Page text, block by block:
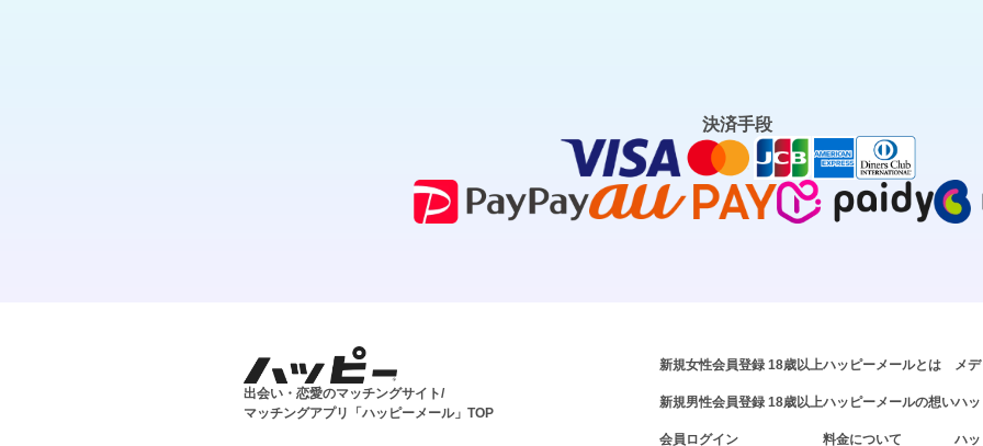
決済手段
出会い・恋愛のマッチングサイト/
マッチングアプリ「ハッピーメール」TOP
新規女性会員登録 18歳以上
新規男性会員登録 18歳以上
会員ログイン
ハッピーメールとは
ハッピーメールの想い
料金について
メ
ハ
ハ